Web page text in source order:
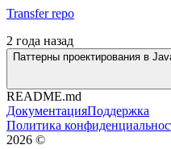
Transfer repo
2 года назад
Паттерны проектирования в
README.md
ДокументацияПоддержка
Политика
2026 ©